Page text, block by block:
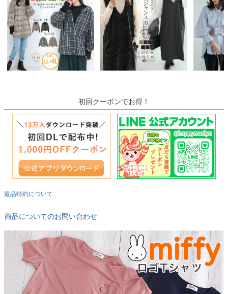
初回クーポンでお得！
返品特約について
商品についてのお問い合わせ